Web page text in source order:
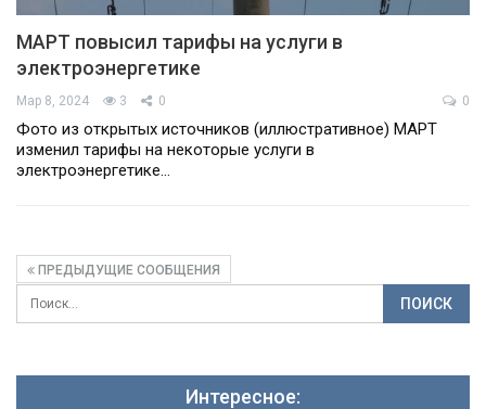
МАРТ повысил тарифы на услуги в
электроэнергетике
Мар 8, 2024 3 0 0
Фото из открытых источников (иллюстративное) МАРТ
изменил тарифы на некоторые услуги в
электроэнергетике…
ПРЕДЫДУЩИЕ СООБЩЕНИЯ
Интересное: